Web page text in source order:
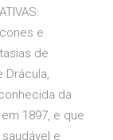
e
de
Drácula,
da
1897, e que
e